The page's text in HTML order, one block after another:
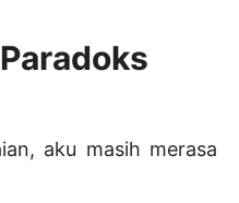
aku masih merasa